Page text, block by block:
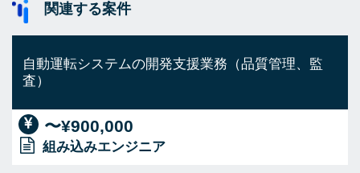
関連する案件
自動運転システムの開発支援業務（品質管理、監
査）
〜¥900,000
組み込みエンジニア